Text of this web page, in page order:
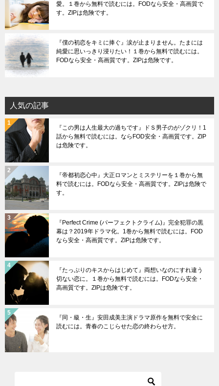
愛。１巻から無料で読むには。FODなら安全・高画質で
す。ZIPは危険です。
『僕の初恋をキミに捧ぐ』涙が止まりません。たまには
純愛に思いっきり浸りたい！１巻から無料で読むには。
FODなら安全・高画質です。ZIPは危険です。
人気の記事
『この男は人生最大の過ちです』ドＳ男子のがゾクリ！1
話から無料で読むには。ならFOD安全・高画質です。ZIP
は危険です。
『帝都初恋心中』大正ロマンとミステリーを１巻から無
料で読むには。FODなら安全・高画質です。ZIPは危険で
す。
『Perfect Crime (パーフェクトクライム)』完全犯罪の黒
幕は？2019年ドラマ化。1巻から無料で読むには。FOD
なら安全・高画質です。ZIPは危険です。
『たっぷりのキスからはじめて』両想いなのにすれ違う
切ない恋に。１巻から無料で読むには。FODなら安全・
高画質です。ZIPは危険です。
『同・級・生』安田成美主演ドラマ原作を無料で安全に
読むには。青春のこじらせた恋の終わらせ方。